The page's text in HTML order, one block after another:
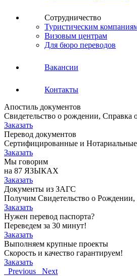
Сотрудничество
Туристическим
Визовым центрам
Для бюро переводов
Вакансии
Контакты
Апостиль документов
Свидетельство о рождении,
Заказать
Перевод документов
Сертифицированные и
Заказать
Мы говорим
на 87 ЯЗЫКАХ
Заказать
Документы из ЗАГС
Получим Свидетельство о Рождении,
Заказать
Нужен перевод паспорта?
Переведем за 30 минут!
Заказать
Выполняем крупные проекты
Скорость и качество гарантируем!
Заказать
Previous
Next